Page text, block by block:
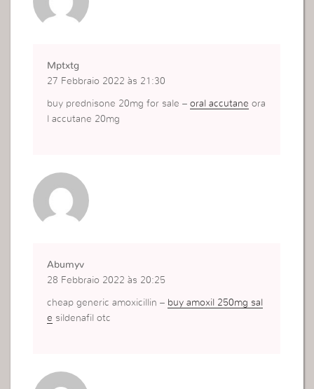
Mptxtg
27 Febbraio 2022 às 21:30
buy prednisone 20mg for sale –oral accutane ora
l accutane 20mg
Abumyv
28 Febbraio 2022 às 20:25
cheap generic amoxicillin – buy amoxil 250mg sal
e sildenafil otc